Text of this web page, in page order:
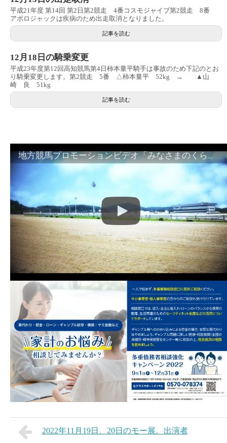
平成21年度 第14回 第2日第2競走 4番コスモジャイブ第2競走 8番
アポロジャックは疾病のため出走取消となりました。
記事を読む
12月18日の騎乗変更
平成23年度第12回高知競馬第4日柿本量平騎手は事故のため下記のとお
り騎乗変更します。第2競走 5番 △柿本量平 52kg → ▲山
崎 良 51kg
記事を読む
地方競馬プロモーションビデオ「みなさまのくらしのために」30秒篇｜NAR公式
2022年11月19日、20日のモー展。出演者